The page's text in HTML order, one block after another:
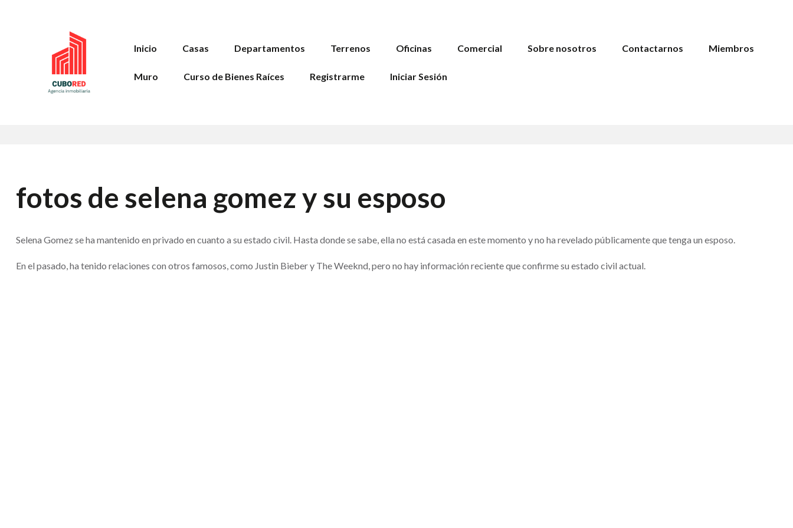
Inicio Casas Departamentos Terrenos Oficinas Comercial Sobre nosotros Contactarnos Miembros
Muro Curso de Bienes Raíces Registrarme Iniciar Sesión
fotos de selena gomez y su esposo
Selena Gomez se ha mantenido en privado en cuanto a su estado civil. Hasta donde se sabe, ella no está casada en este momento y no ha revelado públicamente que tenga un esposo.
En el pasado, ha tenido relaciones con otros famosos, como Justin Bieber y The Weeknd, pero no hay información reciente que confirme su estado civil actual.